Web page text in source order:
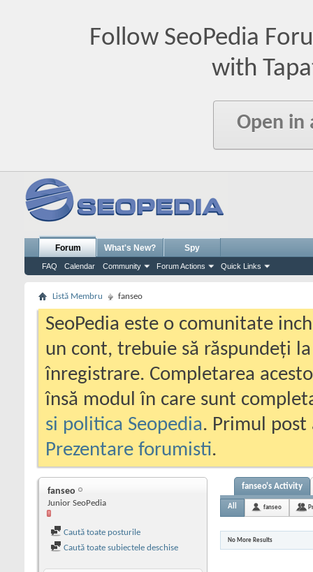
Follow SeoPedia
with
Open in
Forum
FAQ Calendar Community Forum Actions Quick Links
What's New? Spy
Listă Membru fanseo
SeoPedia este o comunitate
un cont, trebuie să răspundeți
înregistrare. Completarea
însă modul în care sunt
si politica Seopedia. Primul
Prezentare forumisti.
fanseo
Junior SeoPedia
Caută toate posturile
Caută toate subiectele deschise
fanseo's Activity
All fanseo
No More Results